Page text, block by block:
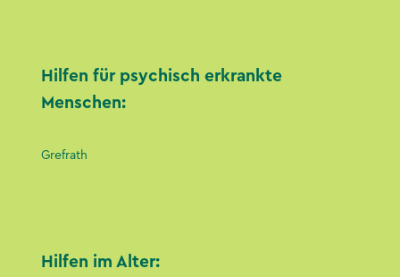
Hilfen für psychisch erkrankte
Menschen:
Grefrath
Hilfen im Alter: